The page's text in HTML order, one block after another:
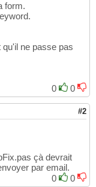
form.
ne passe pas
0
0
#2
çà devrait
par email.
0
0